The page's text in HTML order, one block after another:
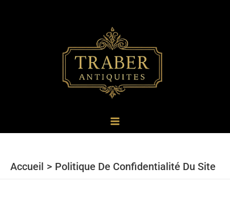
Accueil Politique De Confidentialité Du Site